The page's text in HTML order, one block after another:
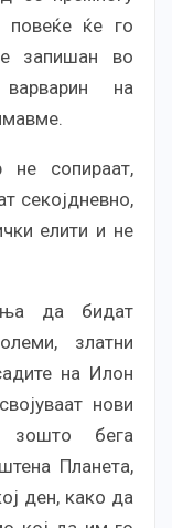
повеќе ќе го
запишан во
на
сопираат,
секојдневно,
елити и не
да бидат
златни
на Илон
нови
зошто бега
Планета,
ден, како да